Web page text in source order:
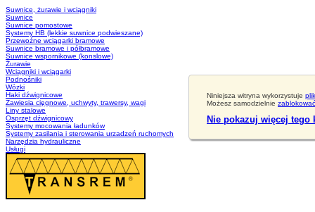
Niniejsza witryna wykorzystuje
Możesz samodzielnie
Nie pokazuj więcej tego
Suwnice, żurawie i wciągniki
Suwnice
Suwnice pomostowe
Systemy HB (lekkie suwnice podwieszane)
Przewoźne wciągarki bramowe
Suwnice bramowe i półbramowe
Suwnice wspornikowe (konslowe)
Żurawie
Wciągniki i wciągarki
Podnośniki
Wózki
Haki dźwignicowe
Zawiesia cięgnowe, uchwyty, trawersy, wagi
Liny stalowe
Osprzęt dźwignicowy
Systemy mocowania ładunków
Systemy zasilania i sterowania urzadzeń ruchomych
Narzędzia hydrauliczne
Usługi